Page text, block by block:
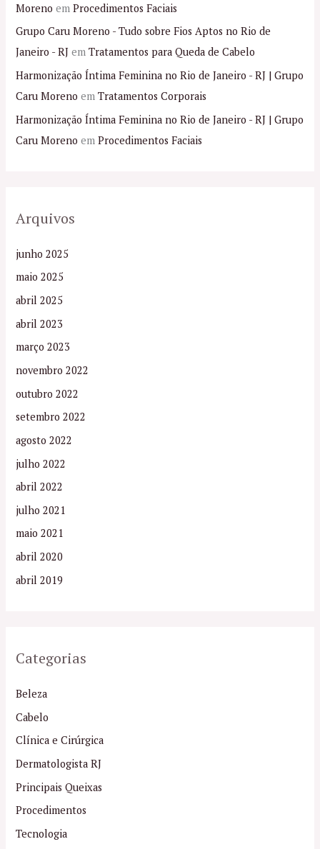
Moreno emProcedimentos Faciais
Grupo Caru Moreno - Tudo sobre Fios Aptos no Rio de
Janeiro - RJ emTratamentos para Queda de Cabelo
Harmonização Íntima Feminina no Rio de Janeiro - RJ | Grupo
Caru Moreno emTratamentos Corporais
Harmonização Íntima Feminina no Rio de Janeiro - RJ | Grupo
Caru Moreno emProcedimentos Faciais
Arquivos
junho 2025
maio 2025
abril 2025
abril 2023
março 2023
novembro 2022
outubro 2022
setembro 2022
agosto 2022
julho 2022
abril 2022
julho 2021
maio 2021
abril 2020
abril 2019
Categorias
Beleza
Cabelo
Clínica e Cirúrgica
Dermatologista RJ
Principais Queixas
Procedimentos
Tecnologia